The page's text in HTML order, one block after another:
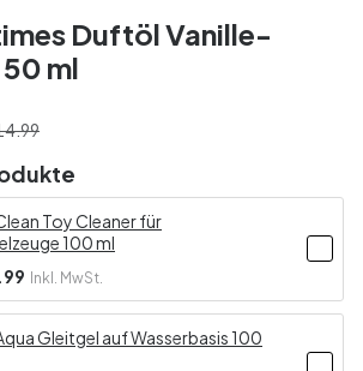
Duftöl Vanille-
ml
Toy Cleaner für
100 ml
Inkl. MwSt.
Gleitgel auf Wasserbasis 100